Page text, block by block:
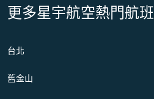
更多星宇航空熱門航班
台北
舊金山